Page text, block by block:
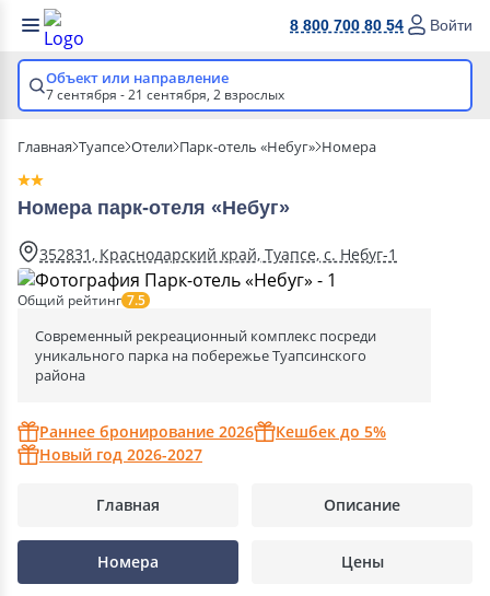
8 800 700 80 54 Войти
Объект или направление
7 сентября - 21 сентября, 2 взрослых
Главная Туапсе Отели Парк-отель «Небуг» Номера
Номера парк-отеля «Небуг»
352831, Краснодарский край, Туапсе, с. Небуг-1
Общий рейтинг 7.5
Современный рекреационный комплекс посреди
уникального парка на побережье Туапсинского
района
Раннее бронирование 2026
Кешбек до 5%
Новый год 2026-2027
Главная Описание
Номера Цены